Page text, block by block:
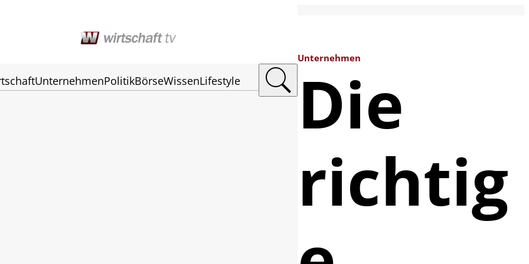
UnternehmenPolitikBörseWissenLifestyle
Unternehmen
Die
richtig